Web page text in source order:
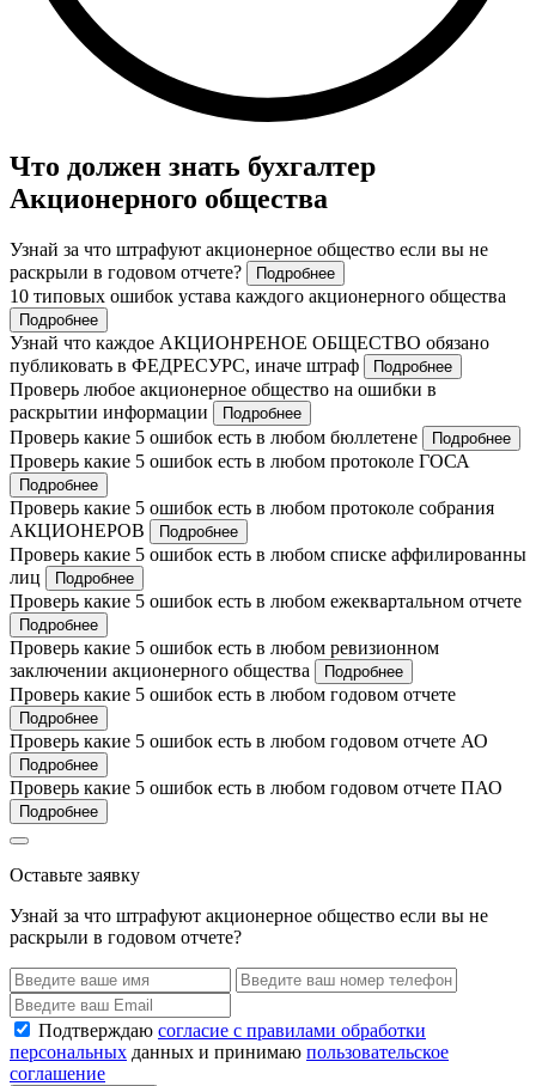
Что должен знать бухгалтер
Акционерного общества
Узнай за что штрафуют акционерное общество если вы не
раскрыли в годовом отчете?
Подробнее
10 типовых ошибок устава каждого акционерного общества
Подробнее
Узнай что каждое АКЦИОНРЕНОЕ ОБЩЕСТВО обязано
публиковать в ФЕДРЕСУРС, иначе штраф
Подробнее
Проверь любое акционерное общество на ошибки в
раскрытии информации
Подробнее
Проверь какие 5 ошибок есть в любом бюллетене Подробнее
Проверь какие 5 ошибок есть в любом протоколе ГОСА
Подробнее
Проверь какие 5 ошибок есть в любом протоколе собрания
АКЦИОНЕРОВ
Подробнее
Проверь какие 5 ошибок есть в любом списке аффилированны
лиц
Подробнее
Проверь какие 5 ошибок есть в любом ежеквартальном отчете
Подробнее
Проверь какие 5 ошибок есть в любом ревизионном
заключении акционерного общества
Подробнее
Проверь какие 5 ошибок есть в любом годовом отчете
Подробнее
Проверь какие 5 ошибок есть в любом годовом отчете АО
Подробнее
Проверь какие 5 ошибок есть в любом годовом отчете ПАО
Подробнее
Оставьте заявку
Узнай за что штрафуют акционерное общество если вы не
раскрыли в годовом отчете?
Подтверждаю согласие с правилами обработки
персональных данных и принимаю пользовательское
соглашение